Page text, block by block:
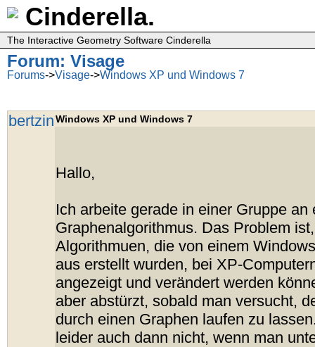
Cinderella.
The Interactive Geometry Software Cinderella
Forum: Visage
Forums->Visage->Windows XP und Windows 7
bertzinWindows XP und Windows 7
Hallo,
Ich arbeite gerade in einer Gruppe an
Graphenalgorithmus. Das Problem
Algorithmuen, die von einem
aus erstellt wurden, bei XP-
angezeigt und verändert werden
aber abstürzt, sobald man versucht,
durch einen Graphen laufen zu
leider auch dann nicht, wenn man